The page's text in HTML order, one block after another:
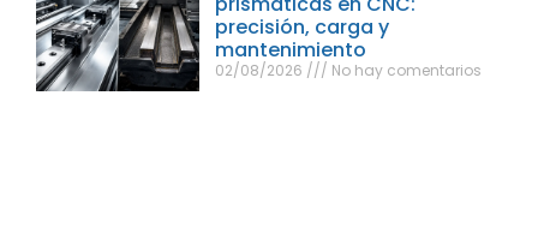
precisión, carga y
mantenimiento
02/08/2026 No hay comentarios